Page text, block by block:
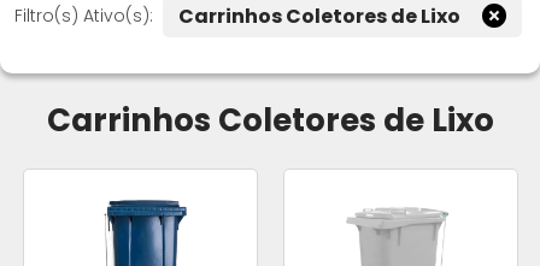
Filtro(s) Ativo(s): Carrinhos Coletores de Lixo
Carrinhos Coletores de Lixo